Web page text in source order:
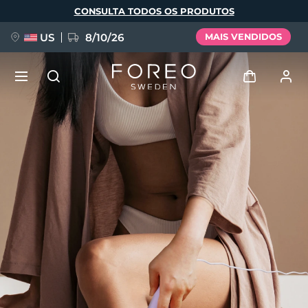
principal
CONSULTA TODOS OS PRODUTOS
US 8/10/26 MAIS VENDIDOS
Perfil de usuário
Meus aparelhos
Meus pedidos
Meus endereços
As minhas subscrições
NOVIDADE
FAQ™ Pure Beauty-Tech Elixir
BREAKING NEWS
issa™ Teeth Whitening Set
Idioma
English Deutsch
Español
Français
Italiano
Português
Polski
Svenska
Русский
Türkçe
简体中文 繁體中文